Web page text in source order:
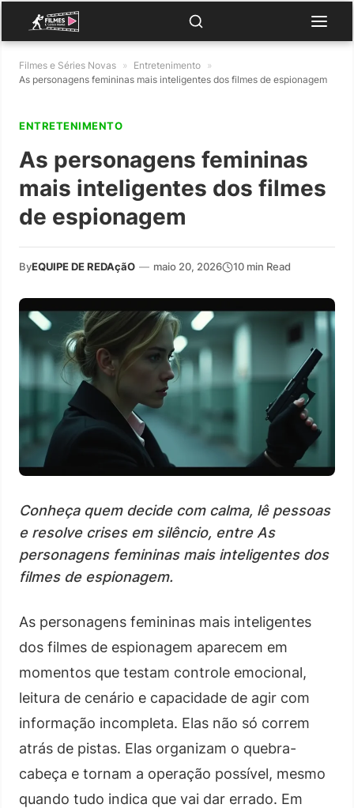
Filmes e Séries Novas » Entretenimento »
As personagens femininas mais inteligentes dos filmes de espionagem
ENTRETENIMENTO
As personagens femininas
mais inteligentes dos filmes
de espionagem
ByEQUIPE DE REDAçãO — maio 20, 2026 10 min Read
Conheça quem decide com calma, lê pessoas
e resolve crises em silêncio, entre As
personagens femininas mais inteligentes dos
filmes de espionagem.
As personagens femininas mais inteligentes
dos filmes de espionagem aparecem em
momentos que testam controle emocional,
leitura de cenário e capacidade de agir com
informação incompleta. Elas não só correm
atrás de pistas. Elas organizam o quebra-
cabeça e tornam a operação possível, mesmo
quando tudo indica que vai dar errado. Em